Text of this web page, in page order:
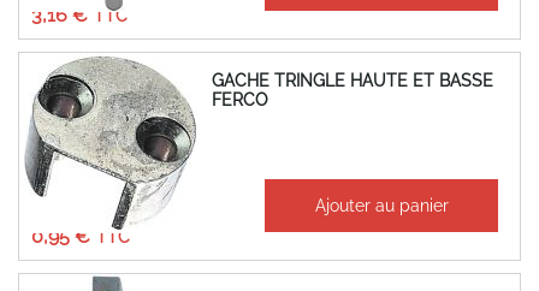
3,16 €
GACHE TRINGLE HAUTE ET BASSE
FERCO
À partir de
0,95 €
Ajouter au panier